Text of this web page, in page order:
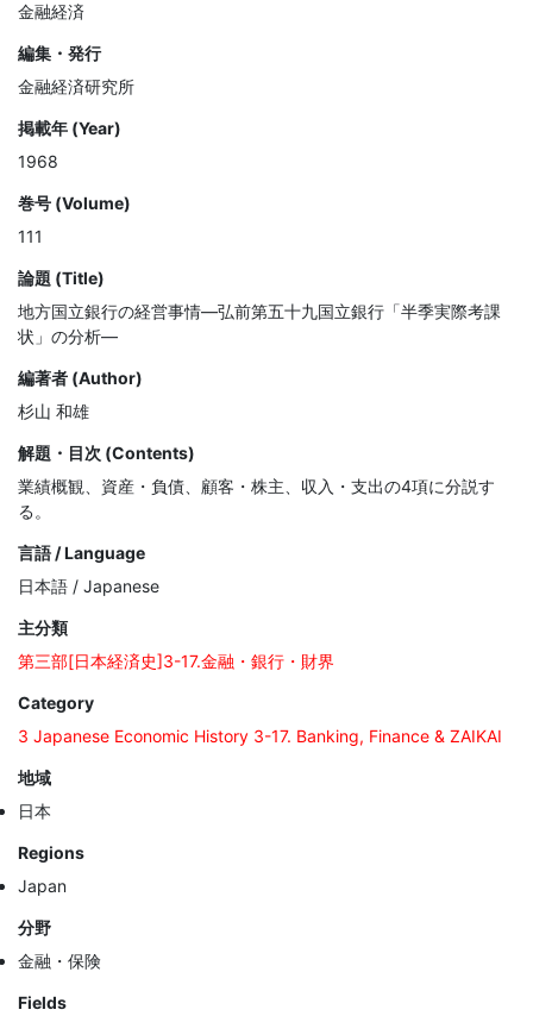
金融経済
編集・発行
金融経済研究所
掲載年 (Year)
1968
巻号 (Volume)
111
論題 (Title)
地方国立銀行の経営事情—弘前第五十九国立銀行「半季実際考課
状」の分析—
編著者 (Author)
杉山 和雄
解題・目次 (Contents)
業績概観、資産・負債、顧客・株主、収入・支出の4項に分説す
る。
言語 / Language
日本語 / Japanese
主分類
第三部[日本経済史]3-17.金融・銀行・財界
Category
3 Japanese Economic History 3-17. Banking, Finance & ZAIKAI
地域
日本
Regions
Japan
分野
金融・保険
Fields